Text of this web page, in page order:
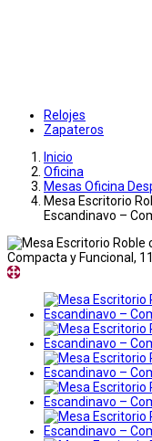
Relojes
Zapateros
Inicio
Oficina
Mesas Oficina
Mesa Escritorio
Escandinavo –